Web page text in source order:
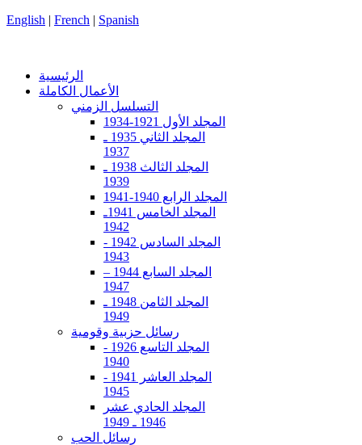
English | French | Spanish
الرئيسية
الأعمال الكاملة
التسلسل الزمني
المجلد الأول 1921-1934
المجلد الثاني 1935 ـ
1937
المجلد الثالث 1938 ـ
1939
المجلد الرابع 1940-1941
المجلد الخامس 1941ـ
1942
المجلد السادس 1942 -
1943
المجلد السابع 1944 –
1947
المجلد الثامن 1948 ـ
1949
رسائل حزبية وقومية
المجلد التاسع 1926 -
1940
المجلد العاشر 1941 -
1945
المجلد الحادي عشر
1946 ـ 1949
رسائل الحب